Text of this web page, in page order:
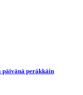
päivänä peräkkäin